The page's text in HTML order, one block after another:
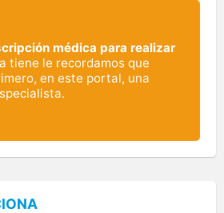
médica para realizar
tiene le recordamos que
en este portal, una